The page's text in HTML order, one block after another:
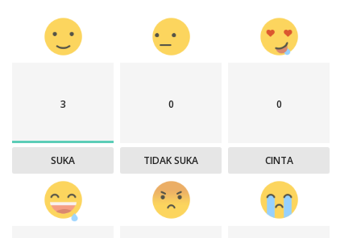
3
SUKA
0
TIDAK SUKA
0
CINTA